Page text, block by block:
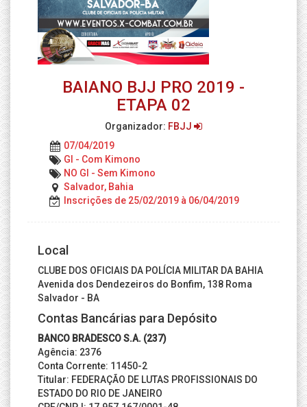
BAIANO BJJ PRO 2019 -
ETAPA 02
Organizador: FBJJ
07/04/2019
GI - Com Kimono
NO GI - Sem Kimono
Salvador, Bahia
Inscrições de 25/02/2019 à 06/04/2019
Local
CLUBE DOS OFICIAIS DA POLÍCIA MILITAR DA BAHIA
Avenida dos Dendezeiros do Bonfim, 138 Roma
Salvador - BA
Contas Bancárias para Depósito
BANCO BRADESCO S.A. (237)
Agência: 2376
Conta Corrente: 11450-2
Titular: FEDERAÇÃO DE LUTAS PROFISSIONAIS DO
ESTADO DO RIO DE JANEIRO